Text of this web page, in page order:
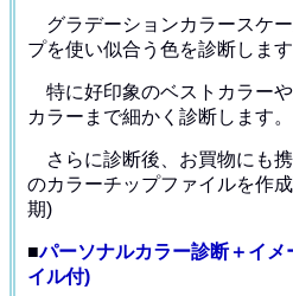
グラデーションカラースケ
プを使い似合う色を診断します
特に好印象のベストカラー
カラー まで細かく診断します。
さらに診断後、お買物にも
のカラーチップファイルを作
期)
■パーソナルカラー診断＋イ
イル付)